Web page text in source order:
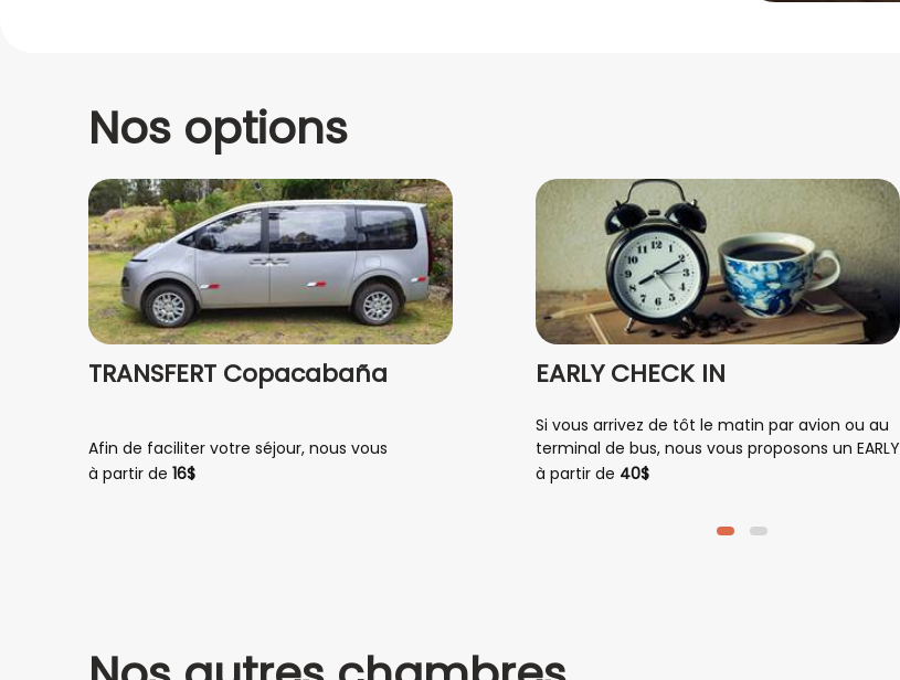
Nos options
TRANSFERT Copacabaña
Afin de faciliter votre séjour, nous vous
proposons notre navette pour vous conduire
à partir de 16$
EARLY CHECK IN
Si vous arrivez de tôt le matin par avion ou au
terminal de bus, nous vous proposons un EARLY
CHECK IN afin que vous puissiez disposer de
à partir de 40$